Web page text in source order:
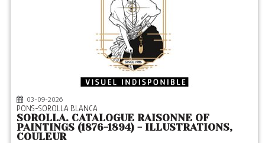
03-09-2026
PONS-SOROLLA BLANCA
SOROLLA. CATALOGUE RAISONNE OF
PAINTINGS (1876-1894) - ILLUSTRATIONS,
COULEUR